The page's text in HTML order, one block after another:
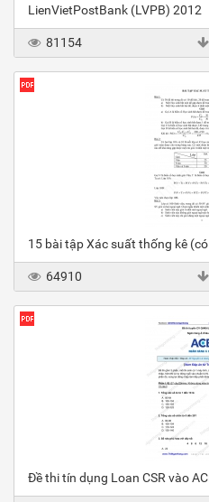
LienVietPostBank (LVPB) 2012
81154
15 bài tập Xác suất thống kê
64910
Đề thi tín dụng Loan CSR vào